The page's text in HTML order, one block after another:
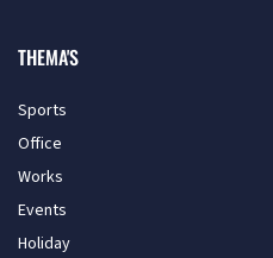
THEMA'S
Sports
Office
Works
Events
Holiday